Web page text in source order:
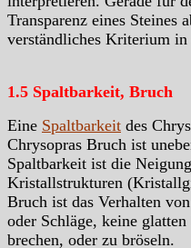
Transparenz eines Steines
verständliches Kriterium in
1.5 Spaltbarkeit, Bruch
Eine Spaltbarkeit des
Chrysopras Bruch ist
Spaltbarkeit ist die
Kristallstrukturen
Bruch ist das Verhalten
oder Schläge, keine
brechen, oder zu bröseln.